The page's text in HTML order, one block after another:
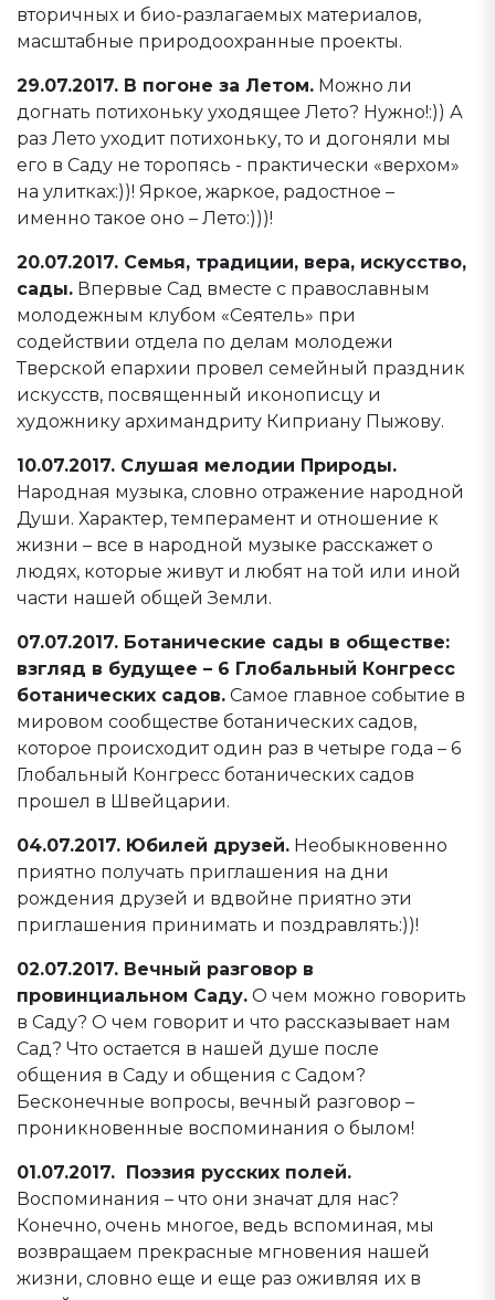
вторичных и био-разлагаемых материалов,
масштабные природоохранные проекты.
29.07.2017. В погоне за Летом. Можно ли
догнать потихоньку уходящее Лето? Нужно!:)) А
раз Лето уходит потихоньку, то и догоняли мы
его в Саду не торопясь - практически «верхом»
на улитках:))! Яркое, жаркое, радостное –
именно такое оно – Лето:)))!
20.07.2017. Семья, традиции, вера, искусство,
сады. Впервые Сад вместе с православным
молодежным клубом «Сеятель» при
содействии отдела по делам молодежи
Тверской епархии провел семейный праздник
искусств, посвященный иконописцу и
художнику архимандриту Киприану Пыжову.
10.07.2017. Слушая мелодии Природы.
Народная музыка, словно отражение народной
Души. Характер, темперамент и отношение к
жизни – все в народной музыке расскажет о
людях, которые живут и любят на той или иной
части нашей общей Земли.
07.07.2017. Ботанические сады в обществе:
взгляд в будущее – 6 Глобальный Конгресс
ботанических садов. Самое главное событие в
мировом сообществе ботанических садов,
которое происходит один раз в четыре года – 6
Глобальный Конгресс ботанических садов
прошел в Швейцарии.
04.07.2017. Юбилей друзей. Необыкновенно
приятно получать приглашения на дни
рождения друзей и вдвойне приятно эти
приглашения принимать и поздравлять:))!
02.07.2017. Вечный разговор в
провинциальном Саду. О чем можно говорить
в Саду? О чем говорит и что рассказывает нам
Сад? Что остается в нашей душе после
общения в Саду и общения с Садом?
Бесконечные вопросы, вечный разговор –
проникновенные воспоминания о былом!
01.07.2017. Поэзия русских полей.
Воспоминания – что они значат для нас?
Конечно, очень многое, ведь вспоминая, мы
возвращаем прекрасные мгновения нашей
жизни, словно еще и еще раз оживляя их в